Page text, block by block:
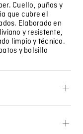
Cuello, puños y
que cubre el
Elaborada en
y resistente,
limpio y técnico.
y bolsillo
SECADO: No secar en
ni exprimir. LAVADO: